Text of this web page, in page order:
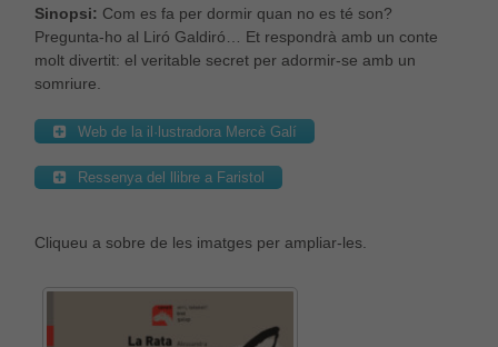
Sinopsi: Com es fa per dormir quan no es té son?
Pregunta-ho al Liró Galdiró… Et respondrà amb un conte
molt divertit: el veritable secret per adormir-se amb un
somriure.
Web de la il·lustradora Mercè Galí
Ressenya del llibre a Faristol
Cliqueu a sobre de les imatges per ampliar-les.